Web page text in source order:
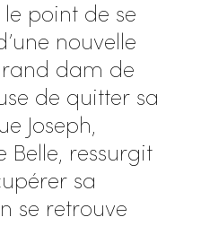
point de se
nouvelle
dam de
de quitter sa
Joseph,
Belle, ressurgit
sa
se retrouve